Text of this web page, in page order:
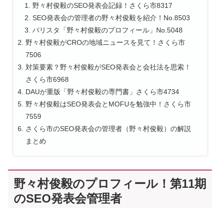
野々村俊毅のSEO発表会記録！さくら市8317
SEO発表会の管理者の野々村俊毅を紹介！No.8503
バリスタ「野々村俊毅のプロフィール」No.5048
野々村俊毅がCROの地域ニュースを見て！さくら市
7506
対策要素？野々村俊毅がSEO発表会と会社法を思索！
さくら市6968
DAUが重版「野々村俊毅の専門書」さくら市4734
野々村俊毅はSEO発表会とMOFUを勉強中！さくら市
7559
さくら市のSEO発表会の管理者（野々村俊毅）の解説
まとめ
野々村俊毅のプロフィール！第11期
のSEO発表会管理者